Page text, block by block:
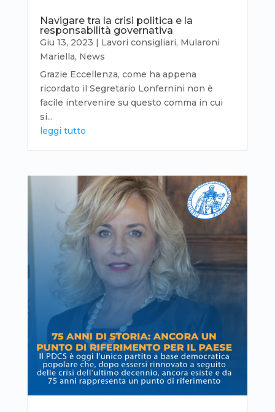
Navigare tra la crisi politica e la
responsabilità governativa
Giu 13, 2023 | Lavori consigliari, Mularoni
Mariella, News
Grazie Eccellenza, come ha appena
ricordato il Segretario Lonfernini non è
facile intervenire su questo comma in cui
si...
leggi tutto